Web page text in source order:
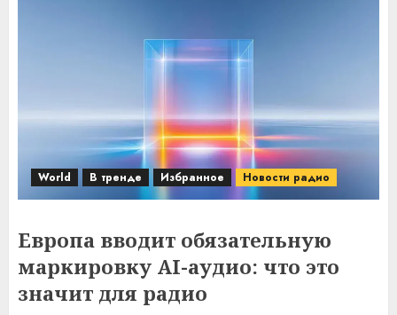
World В тренде Избранное Новости радио
Европа вводит обязательную
маркировку AI-аудио: что это
значит для радио